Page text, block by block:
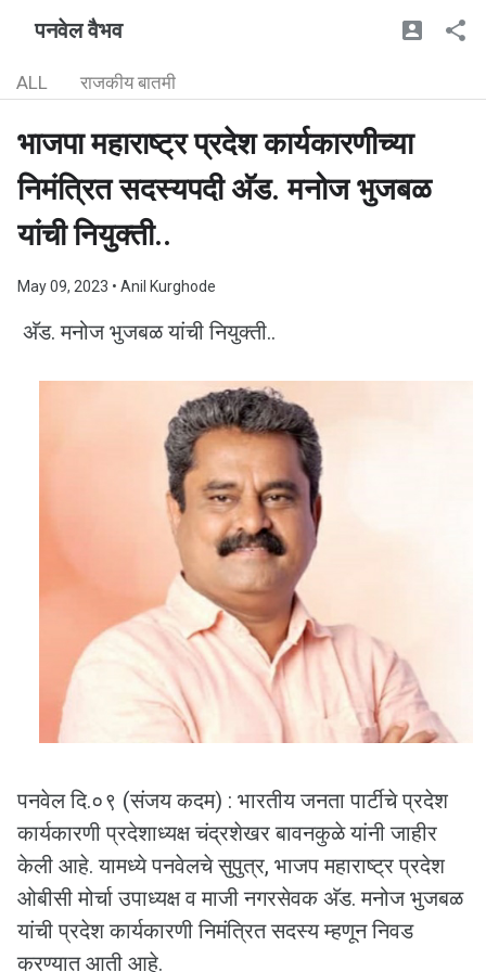
पनवेल वैभव
ALL राजकीय बातमी
भाजपा महाराष्ट्र प्रदेश कार्यकारणीच्या
निमंत्रित सदस्यपदी अ‍ॅड. मनोज भुजबळ
यांची नियुक्ती..
May 09, 2023 • Anil Kurghode
अ‍ॅड. मनोज भुजबळ यांची नियुक्ती..
पनवेल दि.०९ (संजय कदम) : भारतीय जनता पार्टीचे प्रदेश
कार्यकारणी प्रदेशाध्यक्ष चंद्रशेखर बावनकुळे यांनी जाहीर
केली आहे. यामध्ये पनवेलचे सुपुत्र, भाजप महाराष्ट्र प्रदेश
ओबीसी मोर्चा उपाध्यक्ष व माजी नगरसेवक अ‍ॅड. मनोज भुजबळ
यांची प्रदेश कार्यकारणी निमंत्रित सदस्य म्हणून निवड
करण्यात आती आहे.